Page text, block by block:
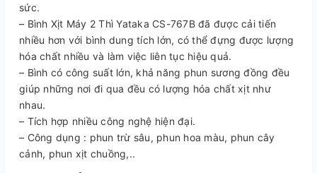
sức.
– Bình Xịt Máy 2 Thì Yataka CS-767B đã được cải tiến
nhiều hơn với bình dung tích lớn, có thể đựng được lượng
hóa chất nhiều và làm việc liên tục hiệu quả.
– Bình có công suất lớn, khả năng phun sương đồng đều
giúp những nơi đi qua đều có lượng hóa chất xịt như
nhau.
– Tích hợp nhiều công nghệ hiện đại.
– Công dụng : phun trừ sâu, phun hoa màu, phun cây
cảnh, phun xịt chuồng,..